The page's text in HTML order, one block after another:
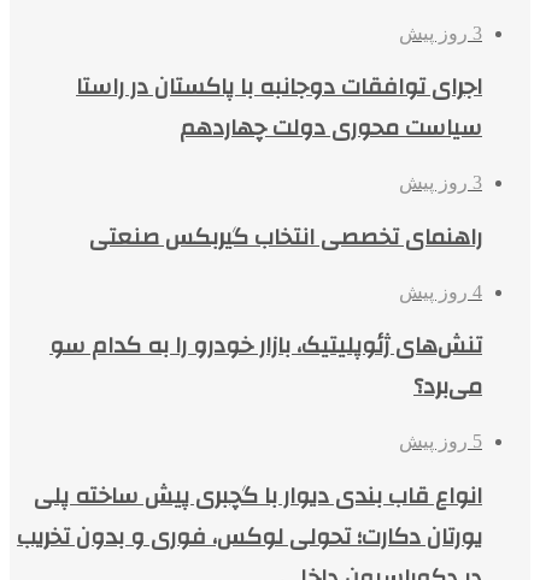
3 روز پیش
اجرای توافقات دوجانبه با پاکستان در راستا
سیاست محوری دولت چهاردهم
3 روز پیش
راهنمای تخصصی انتخاب گیربکس صنعتی
4 روز پیش
تنش‌های ژئوپلیتیک، بازار خودرو را به کدام سو
می‌برد؟
5 روز پیش
انواع قاب بندی دیوار با گچبری پیش ساخته پلی
یورتان دکارت؛ تحولی لوکس، فوری و بدون تخریب